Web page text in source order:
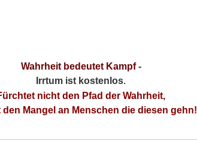
Wahrheit bedeutet Kampf-
Irrtum ist kostenlos.
nicht den Pfad der Wahrheit,
Mangel an Menschen die diesen gehn!